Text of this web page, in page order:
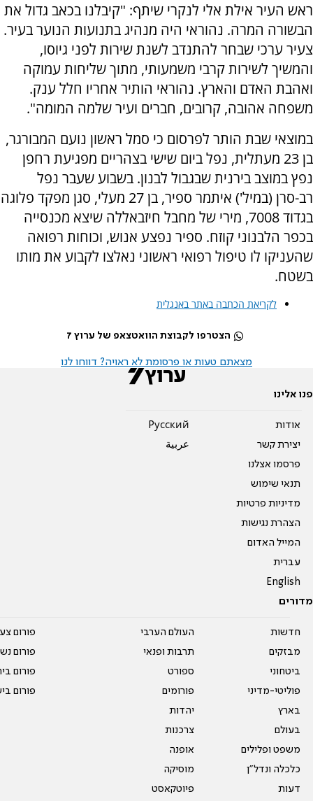
ראש העיר אילת אלי לנקרי שיתף: "קיבלנו בכאב גדול את
הבשורה המרה. נהוראי היה מנהיג בתנועות הנוער בעיר.
צעיר ערכי שבחר להתנדב לשנת שירות לפני גיוסו,
והמשיך לשירות קרבי משמעותי, מתוך שליחות עמוקה
ואהבת האדם והארץ. נהוראי הותיר אחריו חלל ענק.
משפחה אהובה, קרובים, חברים ועיר שלמה המומה".
במוצאי שבת הותר לפרסום כי סמל ראשון נועם המבורגר,
בן 23 מעתלית, נפל ביום שישי בצהריים מפגיעת רחפן
נפץ במוצב בירנית שבגבול לבנון. בשבוע שעבר נפל
רב-סרן (במיל') איתמר ספיר, בן 27 מעלי, סגן מפקד פלוגה
בגדוד 7008, מירי של מחבל חיזבאללה שיצא מכנסייה
בכפר הלבנוני קוזח. ספיר נפצע אנוש, וכוחות רפואה
שהעניקו לו טיפול רפואי ראשוני נאלצו לקבוע את מותו
בשטח.
לקריאת הכתבה באתר באנגלית
הצטרפו לקבוצת הוואטצאפ של ערוץ 7
מצאתם טעות או פרסומת לא ראויה? דווחו לנו
פנו אלינו
אודות
יצירת קשר
פרסמו אצלנו
תנאי שימוש
מדיניות פרטיות
הצהרת נגישות
המייל האדום
עברית
English
Pусский
عربية
מדורים
חדשות
מבזקים
ביטחוני
פוליטי-מדיני
בארץ
בעולם
משפט ופלילים
כלכלה ונדל"ן
דעות
העולם הערבי
תרבות ופנאי
ספורט
פורומים
יהדות
צרכנות
אופנה
מוסיקה
פיוטקאסט
פורום
פורום
פורום
פורום